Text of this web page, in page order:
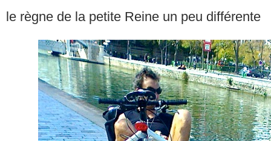
le règne de la petite Reine un peu différente